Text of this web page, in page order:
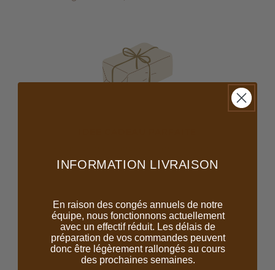
INFORMATION LIVRAISON
En raison des congés annuels de notre
équipe, nous fonctionnons actuellement
avec un effectif réduit. Les délais de
préparation de vos commandes peuvent
donc être légèrement rallongés au cours
des prochaines semaines.